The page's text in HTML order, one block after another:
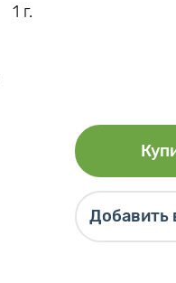
1 г.
Добавить